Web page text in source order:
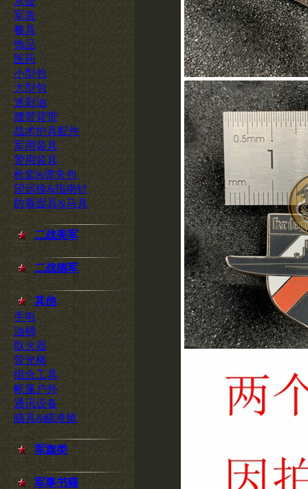
军表
餐具
饰品
医药
小型包
大型包
迷彩油
腰带背带
战术护具配件
军用装具
警用装具
枪套&弹夹包
望远镜&指南针
防毒面具&马具
二战美军
二战德军
其他
手电
油桶
取火器
荧光棒
组合工具
帐篷户外
通讯设备
瞄具&瞄准镜
军旗类
军事书籍